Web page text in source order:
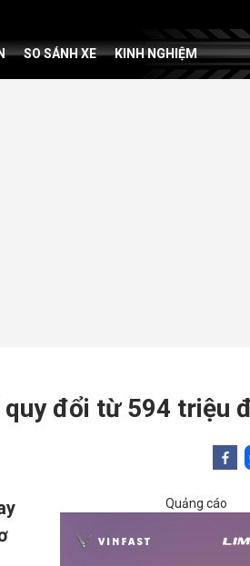
SO SÁNH XE KINH NGHIỆM
đổi từ 594 triệu
Quảng cáo